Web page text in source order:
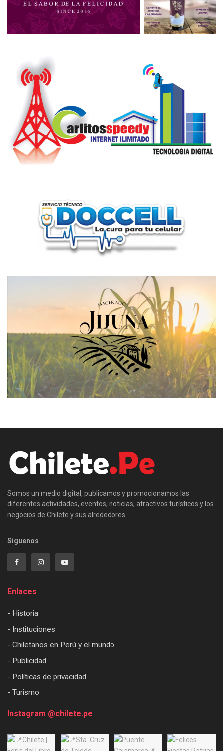
Somos un medio digital, publicamos y promocionamos las
diferentes actividades, eventos, noticias, atractivos turísticos y los
negocios de Chilete y sus alrededores.
Síguenos
Enlaces
- Historia
- Instituciones
- Chiletanos en Perú y el mundo
- Publicidad
- Políticas de privacidad
- Turismo
Instagram @chilete.pe